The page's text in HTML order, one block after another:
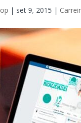
| set 9, 2015 |